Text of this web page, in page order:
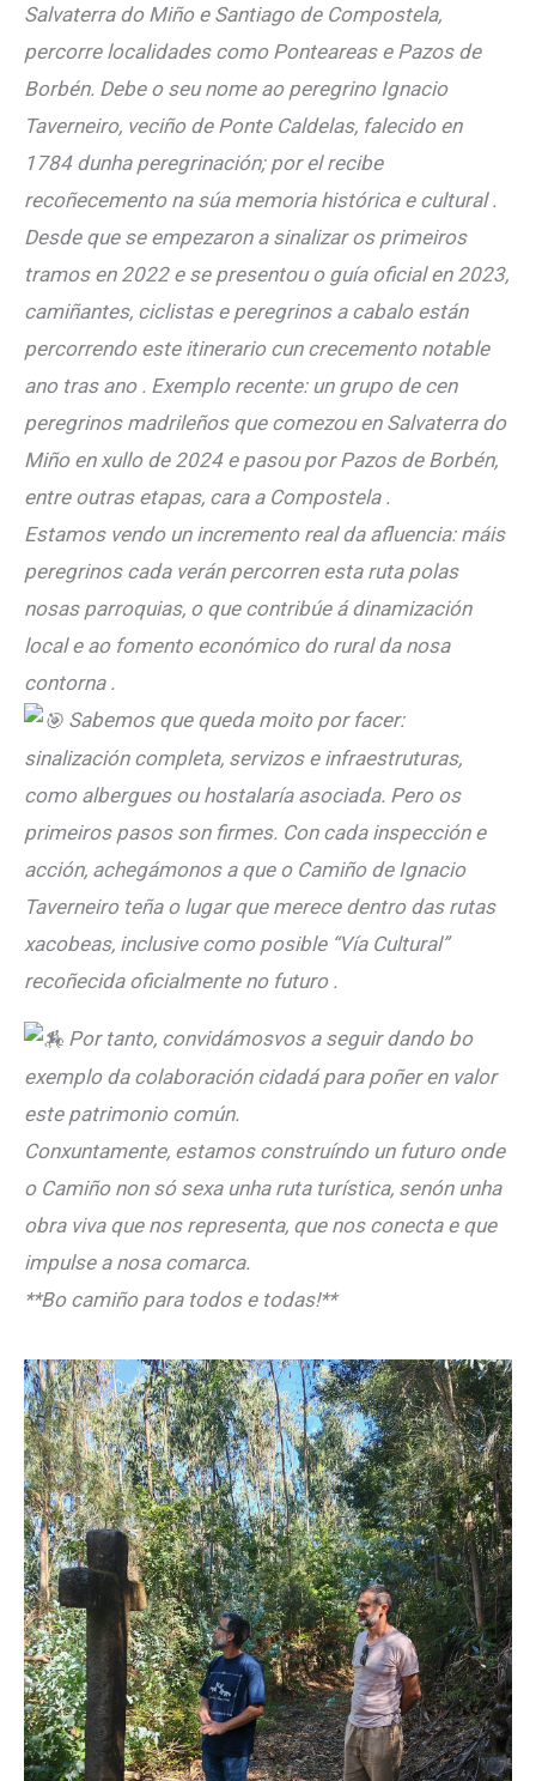
Salvaterra do Miño e Santiago de Compostela,
percorre localidades como Ponteareas e Pazos de
Borbén. Debe o seu nome ao peregrino Ignacio
Taverneiro, veciño de Ponte Caldelas, falecido en
1784 dunha peregrinación; por el recibe
recoñecemento na súa memoria histórica e cultural .
Desde que se empezaron a sinalizar os primeiros
tramos en 2022 e se presentou o guía oficial en 2023,
camiñantes, ciclistas e peregrinos a cabalo están
percorrendo este itinerario cun crecemento notable
ano tras ano . Exemplo recente: un grupo de cen
peregrinos madrileños que comezou en Salvaterra do
Miño en xullo de 2024 e pasou por Pazos de Borbén,
entre outras etapas, cara a Compostela .
Estamos vendo un incremento real da afluencia: máis
peregrinos cada verán percorren esta ruta polas
nosas parroquias, o que contribúe á dinamización
local e ao fomento económico do rural da nosa
contorna .
Sabemos que queda moito por facer:
sinalización completa, servizos e infraestruturas,
como albergues ou hostalaría asociada. Pero os
primeiros pasos son firmes. Con cada inspección e
acción, achegámonos a que o Camiño de Ignacio
Taverneiro teña o lugar que merece dentro das rutas
xacobeas, inclusive como posible “Vía Cultural”
recoñecida oficialmente no futuro .
Por tanto, convidámosvos a seguir dando bo
exemplo da colaboración cidadá para poñer en valor
este patrimonio común.
Conxuntamente, estamos construíndo un futuro onde
o Camiño non só sexa unha ruta turística, senón unha
obra viva que nos representa, que nos conecta e que
impulse a nosa comarca.
**Bo camiño para todos e todas!**